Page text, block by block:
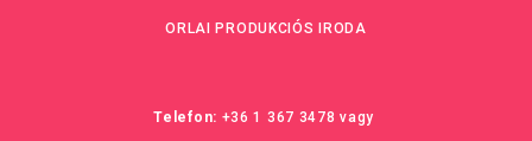
ORLAI PRODUKCIÓS IRODA
Telefon: +36 1 367 3478 vagy